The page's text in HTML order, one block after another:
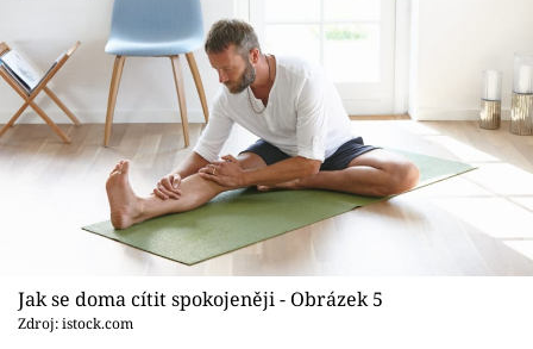
Jak se doma cítit spokojeněji - Obrázek 5
Zdroj: istock.com